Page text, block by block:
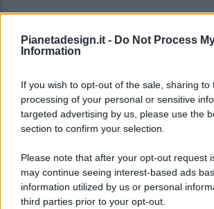
Pianetadesign.it - Do Not Process
Information
If you wish to opt-out of the sale, sharing to
processing of your personal or sensitive
targeted advertising by us, please use the
section to confirm your selection.
Please note that after your opt-out request
may continue seeing interest-based ads
information utilized by us or personal
third parties prior to your opt-out.
© 2026 - Pianeta Design - P.IVA
Registrata Al Tribunale Di Nocera Inferiore
ISCRIZIONE AL ROC N. 35792 –
(ASSOCIAZIONE NAZIONALE